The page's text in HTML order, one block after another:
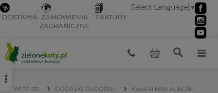
DOSTAWA ZAMÓWIENIA
ZAGRANICZNE
FAKTURY
Select Language ▼
DODATKI OZDOBNE Kwiatki listki kuleczki